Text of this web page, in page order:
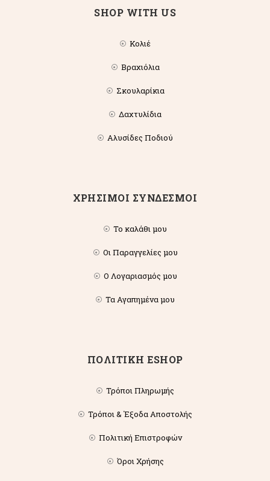
SHOP WITH US
Κολιέ
Βραχιόλια
Σκουλαρίκια
Δαχτυλίδια
Αλυσίδες Ποδιού
ΧΡΗΣΙΜΟΙ ΣΥΝΔΕΣΜΟΙ
Το καλάθι μου
Οι Παραγγελίες μου
Ο Λογαριασμός μου
Τα Αγαπημένα μου
ΠΟΛΙΤΙΚΗ ESHOP
Τρόποι Πληρωμής
Τρόποι & Έξοδα Αποστολής
Πολιτική Επιστροφών
Όροι Χρήσης